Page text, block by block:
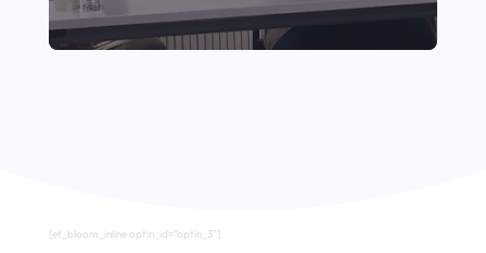
[et_bloom_inline optin_id="optin_3"]